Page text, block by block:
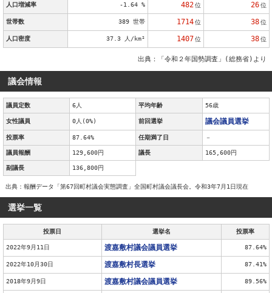
人口増減率 -1.64 % 482 位 26 位
世帯数 389 世帯 1714 位 38 位
人口密度 37.3 人/km² 1407 位 38 位
出典：「令和２年国勢調査」(総務省)より
議会情報
議員定数 6人 平均年齢 56歳
女性議員 0人(0%) 前回選挙 議会議員選挙
投票率 87.64% 任期満了日 －
議員報酬 129,600円 議長 165,600円
副議長 136,800円
出典：報酬データ「第67回町村議会実態調査」全国町村議会議長会。令和3年7月1日現在
選挙一覧
投票日 選挙名 投票率
2022年9月11日 渡嘉敷村議会議員選挙 87.64%
2022年10月30日 渡嘉敷村長選挙 87.41%
2018年9月9日 渡嘉敷村議会議員選挙 89.56%